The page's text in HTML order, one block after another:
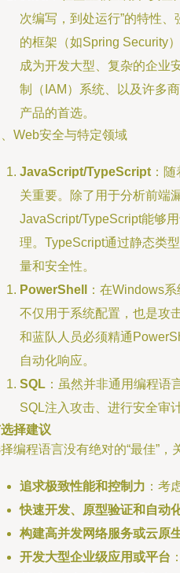
次编写，到处运行”的特性
的框架（如Spring Security
成为开发大型、复杂的企业
制（IAM）系统、以及许多
产品的首选。
Web安全与特定领域
JavaScript/TypeScript ：
关重要。除了用于分析前端
JavaScript/TypeScript能够
理。TypeScript通过静态类
量和安全性。
PowerShell
：在Windows
不仅用于系统配置，也是攻
和蓝队人员必须精通
自动化响应。
SQL ：虽然并非通用编程语
SQL注入攻击、进行安全审
择建议
编程语言没有绝对的“最佳”，
追求极致性能和控制力 ：考
快速开发、原型验证和自动
构建高并发网络服务或云原
开发大型企业级应用或平台